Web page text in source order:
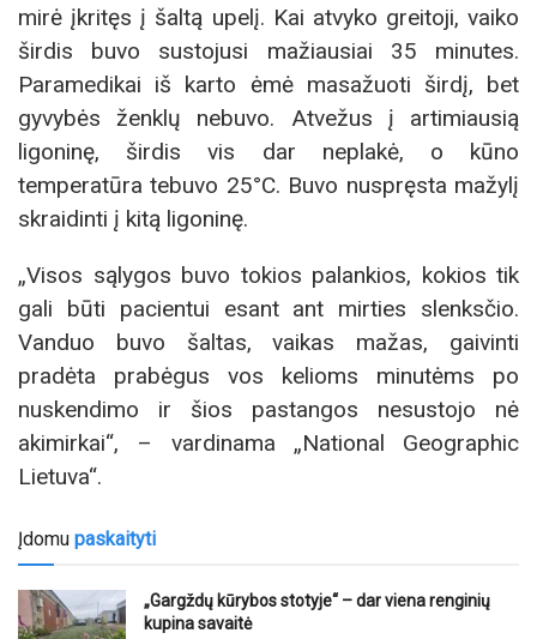
mirė įkritęs į šaltą upelį. Kai atvyko greitoji, vaiko
širdis buvo sustojusi mažiausiai 35 minutes.
Paramedikai iš karto ėmė masažuoti širdį, bet
gyvybės ženklų nebuvo. Atvežus į artimiausią
ligoninę, širdis vis dar neplakė, o kūno
temperatūra tebuvo 25°C. Buvo nuspręsta mažylį
skraidinti į kitą ligoninę.
„Visos sąlygos buvo tokios palankios, kokios tik
gali būti pacientui esant ant mirties slenksčio.
Vanduo buvo šaltas, vaikas mažas, gaivinti
pradėta prabėgus vos kelioms minutėms po
nuskendimo ir šios pastangos nesustojo nė
akimirkai“, – vardinama „National Geographic
Lietuva“.
Įdomu paskaityti
„Gargždų kūrybos stotyje“ – dar viena renginių
kupina savaitė